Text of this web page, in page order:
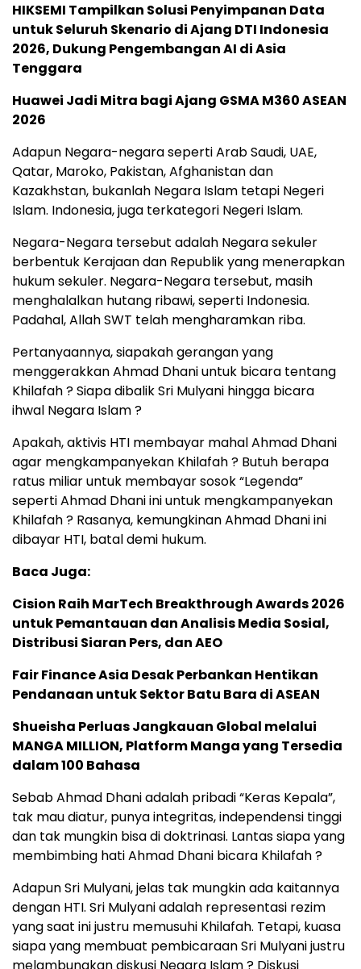
HIKSEMI Tampilkan Solusi Penyimpanan Data
untuk Seluruh Skenario di Ajang DTI Indonesia
2026, Dukung Pengembangan AI di Asia
Tenggara
Huawei Jadi Mitra bagi Ajang GSMA M360 ASEAN
2026
Adapun Negara-negara seperti Arab Saudi, UAE,
Qatar, Maroko, Pakistan, Afghanistan dan
Kazakhstan, bukanlah Negara Islam tetapi Negeri
Islam. Indonesia, juga terkategori Negeri Islam.
Negara-Negara tersebut adalah Negara sekuler
berbentuk Kerajaan dan Republik yang menerapkan
hukum sekuler. Negara-Negara tersebut, masih
menghalalkan hutang ribawi, seperti Indonesia.
Padahal, Allah SWT telah mengharamkan riba.
Pertanyaannya, siapakah gerangan yang
menggerakkan Ahmad Dhani untuk bicara tentang
Khilafah ? Siapa dibalik Sri Mulyani hingga bicara
ihwal Negara Islam ?
Apakah, aktivis HTI membayar mahal Ahmad Dhani
agar mengkampanyekan Khilafah ? Butuh berapa
ratus miliar untuk membayar sosok “Legenda”
seperti Ahmad Dhani ini untuk mengkampanyekan
Khilafah ? Rasanya, kemungkinan Ahmad Dhani ini
dibayar HTI, batal demi hukum.
Baca Juga:
Cision Raih MarTech Breakthrough Awards 2026
untuk Pemantauan dan Analisis Media Sosial,
Distribusi Siaran Pers, dan AEO
Fair Finance Asia Desak Perbankan Hentikan
Pendanaan untuk Sektor Batu Bara di ASEAN
Shueisha Perluas Jangkauan Global melalui
MANGA MILLION, Platform Manga yang Tersedia
dalam 100 Bahasa
Sebab Ahmad Dhani adalah pribadi “Keras Kepala”,
tak mau diatur, punya integritas, independensi tinggi
dan tak mungkin bisa di doktrinasi. Lantas siapa yang
membimbing hati Ahmad Dhani bicara Khilafah ?
Adapun Sri Mulyani, jelas tak mungkin ada kaitannya
dengan HTI. Sri Mulyani adalah representasi rezim
yang saat ini justru memusuhi Khilafah. Tetapi, kuasa
siapa yang membuat pembicaraan Sri Mulyani justru